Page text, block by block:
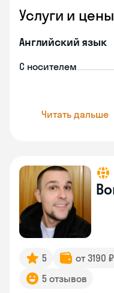
Услуги и цены
Английский язык
С носителем
Читать дальше
5 от 3190
5 отзывов